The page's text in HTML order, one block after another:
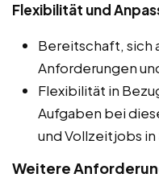
Flexibilität und
Bereitschaft, sich
Anforderungen
Flexibilität in
Aufgaben bei
und Vollzeitjobs
Weitere